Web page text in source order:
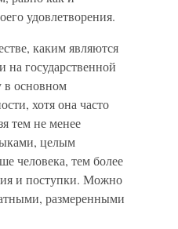
удовлетворения.
каким являются
государственной
в основном
хотя она часто
тем не менее
целым
человека, тем более
и поступки. Можно
размеренными